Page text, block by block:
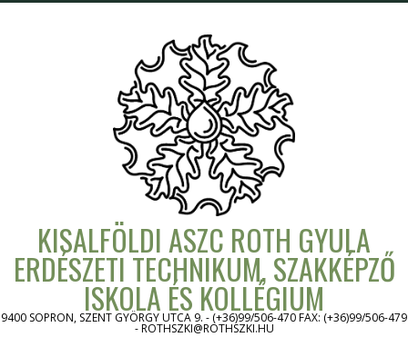
KISALFÖLDI ASZC ROTH GYULA
ERDÉSZETI TECHNIKUM, SZAKKÉPZŐ
ISKOLA ÉS KOLLÉGIUM
9400 SOPRON, SZENT GYÖRGY UTCA 9. - (+36)99/506-470 FAX: (+36)99/506-479
- ROTHSZKI@ROTHSZKI.HU